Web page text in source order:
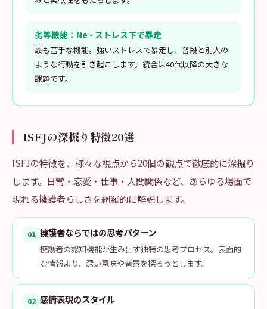
劣等機能：Ne - ストレス下で暴走
最も苦手な機能。強いストレスで暴走し、普段と別人の
ような行動を引き起こします。統合は40代以降の大きな
課題です。
ISFJの深掘り特徴20選
ISFJの特徴を、様々な視点から20個の観点で徹底的に深掘り
します。日常・恋愛・仕事・人間関係など、あらゆる場面で
現れる擁護者らしさを網羅的に解説します。
01 擁護者ならではの思考パターン
擁護者の認知機能が生み出す独特の思考プロセス。表面的
な情報より、深い意味や背景を探ろうとします。
02 感情表現のスタイル